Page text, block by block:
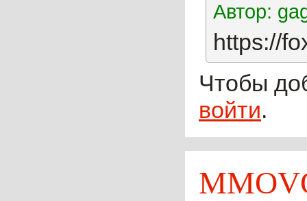
Автор:
https://
Чтобы
войти.